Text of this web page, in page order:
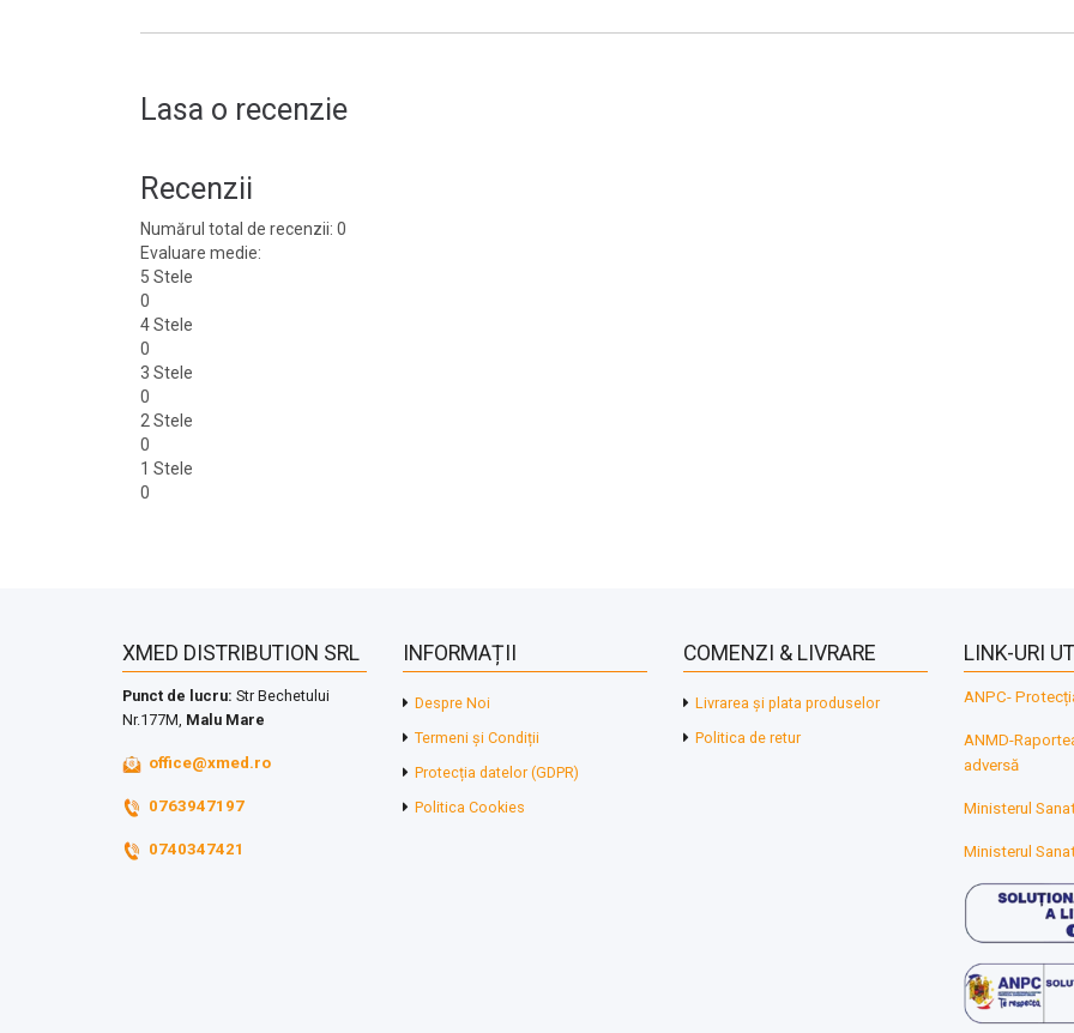
Lasa o recenzie
Recenzii
Numărul total de recenzii: 0
Evaluare medie:
5 Stele
0
4 Stele
0
3 Stele
0
2 Stele
0
1 Stele
0
XMED DISTRIBUTION SRL
Punct de lucru: Str Bechetului
Nr.177M, Malu Mare
office@xmed.ro
0763947197
0740347421
INFORMAȚII
Despre Noi
Termeni și Condiții
Protecția datelor (GDPR)
Politica Cookies
COMENZI & LIVRARE
Livrarea și plata produselor
Politica de retur
LINK-URI
ANPC-
ANMD-
adversă
Ministerul
Ministerul